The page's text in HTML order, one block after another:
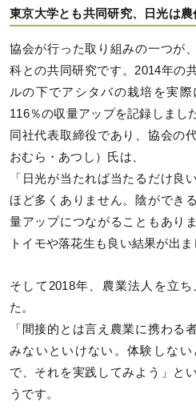
東京大学とも共同研究、日光は
協会が行った取り組みの一つが
科との共同研究です。2014年の
ルの下でアシタバの栽培を実
116％の収量アップを記録しまし
同社代表取締役であり、協会の
おむら・あつし）氏は、
「日光が当たれば当たるだけ良
ほど多くありません。陰ができ
量アップにつながることもあり
トイモや落花生も良い結果が出ま
そして2018年、農業法人を立
た。
「間接的とは言え農業に携わる
みないといけない。体験しな
で、それを実践してみよう」と
うです。